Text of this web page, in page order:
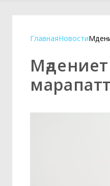
ГлавнаяНовости